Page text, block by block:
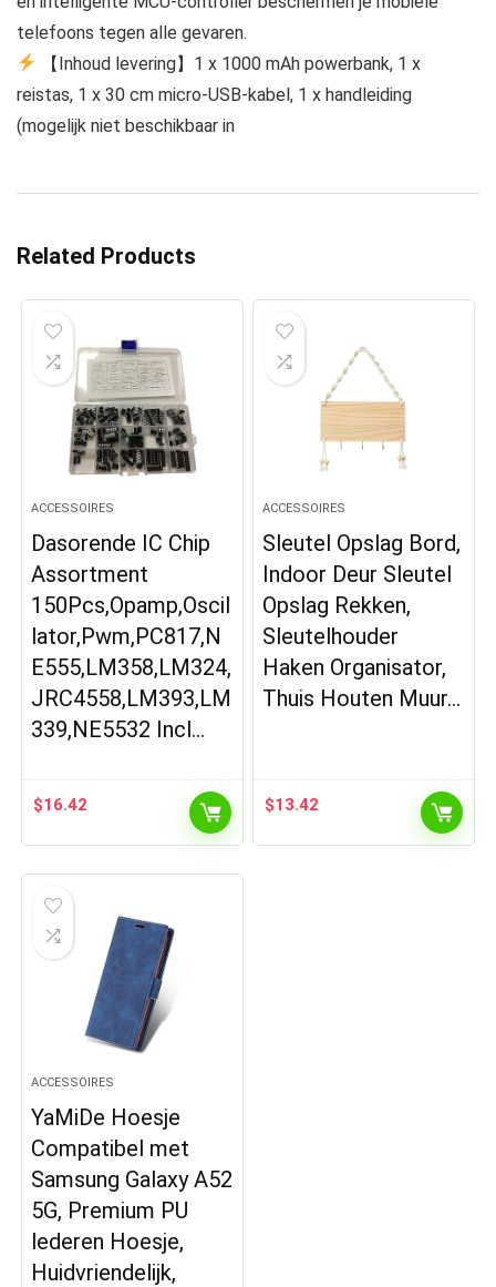
telefoons tegen alle gevaren.
【Inhoud levering】1 x 1000 mAh powerbank, 1 x
reistas, 1 x 30 cm micro-USB-kabel, 1 x handleiding
(mogelijk niet beschikbaar in
Related Products
ACCESSOIRES
Dasorende IC Chip
Assortment
150Pcs,Opamp,Oscil
lator,Pwm,PC817,N
E555,LM358,LM324,
JRC4558,LM393,LM
339,NE5532 Incl…
$16.42
ACCESSOIRES
Sleutel Opslag Bord,
Indoor Deur Sleutel
Opslag Rekken,
Sleutelhouder
Haken Organisator,
Thuis Houten Muur…
$13.42
ACCESSOIRES
YaMiDe Hoesje
Compatibel met
Samsung Galaxy A52
5G, Premium PU
lederen Hoesje,
Huidvriendelijk,